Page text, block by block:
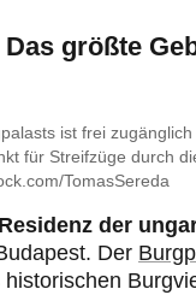
größte
ist frei
für Streifzüge durch
TomasSereda
Residenz der
Der